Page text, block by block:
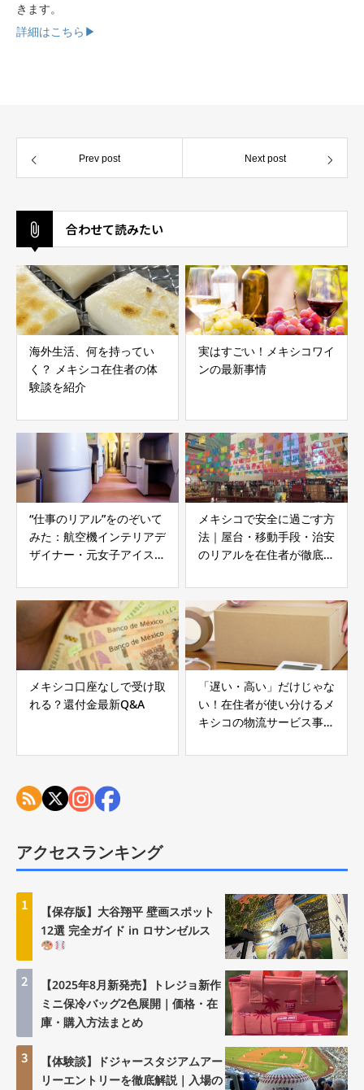
きます。
詳細はこちら▶︎
Prev post Next post
合わせて読みたい
海外生活、何を持ってい
く？ メキシコ在住者の体
験談を紹介
実はすごい！メキシコワイ
ンの最新事情
“仕事のリアル”をのぞいて
みた：航空機インテリアデ
ザイナー・元女子アイスホ
ん
メキシコで安全に過ごす方
法｜屋台・移動手段・治安
のリアルを在住者が徹底解
メキシコ口座なしで受け取
れる？還付金最新Q&A
「遅い・高い」だけじゃな
い！在住者が使い分けるメ
キシコの物流サービス事情
アクセスランキング
1
【保存版】大谷翔平 壁画スポット
12選 完全ガイド in ロサンゼルス
2
【2025年8月新発売】トレジョ新作
ミニ保冷バッグ2色展開｜価格・在
庫・購入方法まとめ
3
【体験談】ドジャースタジアムアー
リーエントリーを徹底解説｜入場の